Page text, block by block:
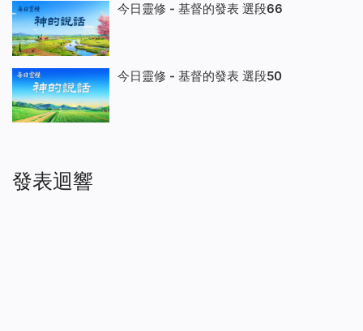
今日靈修 - 基督的發表 選段66
今日靈修 - 基督的發表 選段50
發表迴響